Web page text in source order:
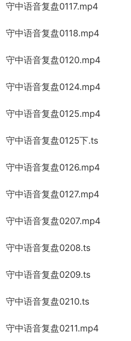
守中语音复盘0117.mp4
守中语音复盘0118.mp4
守中语音复盘0120.mp4
守中语音复盘0124.mp4
守中语音复盘0125.mp4
守中语音复盘0125下.ts
守中语音复盘0126.mp4
守中语音复盘0127.mp4
守中语音复盘0207.mp4
守中语音复盘0208.ts
守中语音复盘0209.ts
守中语音复盘0210.ts
守中语音复盘0211.mp4